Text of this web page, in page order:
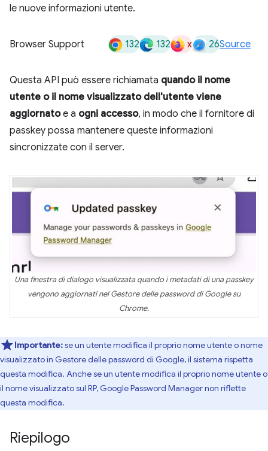
le nuove informazioni utente.
Browser Support 132 132 x 26Source
Questa API può essere richiamata quando il nome
utente o il nome visualizzato dell'utente viene
aggiornatoe a ogni accesso, in modo che il fornitore di
passkey possa mantenere queste informazioni
sincronizzate con il server.
Una finestra di dialogo visualizzata quando i metadati di una passkey
vengono aggiornati nel Gestore delle password di Google su
Chrome.
Importante:se un utente modifica il proprio nome utente o nome
visualizzato in Gestore delle password di Google, il sistema rispetta
questa modifica. Anche se un utente modifica il proprio nome utente o
il nome visualizzato sul RP, Google Password Manager non riflette
questa modifica.
Riepilogo